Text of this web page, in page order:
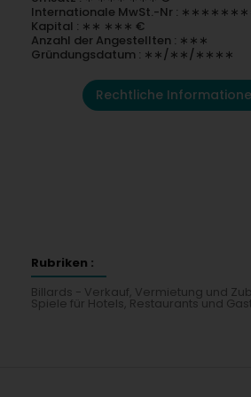
Internationale MwSt.-Nr :
Kapital : ∗∗ ∗∗∗ €
Anzahl der Angestellten : ∗∗∗
Gründungsdatum : ∗∗/∗∗/∗∗∗∗
Rechtliche
Rubriken :
Billards - Verkauf, Vermietung und
Spiele für Hotels, Restaurants und